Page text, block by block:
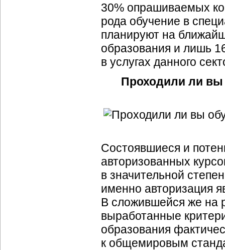
30% опрашиваемых
рода обучение в
планируют на
образования и лишь
в услугах данного
Проходили ли вы
Состоявшиеся и
авторизованных
в значительной
именно авторизация
В сложившейся же на
выработанные
образования
к общемировым